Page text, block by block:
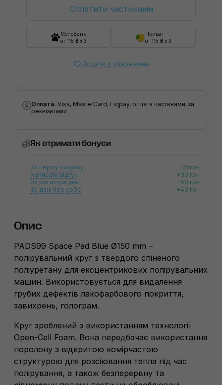
Сплатити частинами
MonoBank
от 115 ₴ x 3
Приват
от 115 ₴ x 3
Додати у збережене
Оплата. Visa, MasterCard, Liqpay, оплата частинами, за
реквізитами
Як отримати бонуси
За першу покупку
+25грн
Написати відгук
+30 грн
За регистрацию
+50 грн
За дані про себе
+40 грн
Опис
PADS99 Space Pad Blue Ø150 mm –
полірувальний круг з твердого спіненого
поліуретану для ексцентрикових полірувальних
машин. Використовується для видалення
грубих дефектів лакофарбового покриття,
завихрень, голограм.
Круг зроблений з використанням технології
Open-Cell Foam. Вона передбачає використання
поролону з відкритою комірчастою
структурою для розсіювання тепла під час
полірування, а також безперервну та